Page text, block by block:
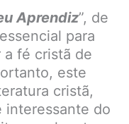
Aprendiz”, de
para
a fé cristã de
este
cristã,
interessante do